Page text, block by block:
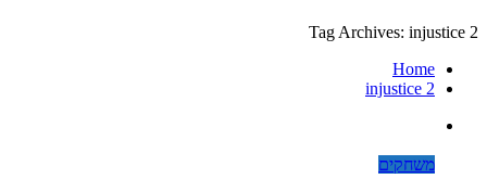
Tag Archives: injustice 2
Home
injustice 2
משחקים